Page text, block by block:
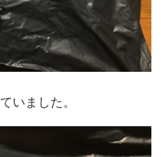
いました。